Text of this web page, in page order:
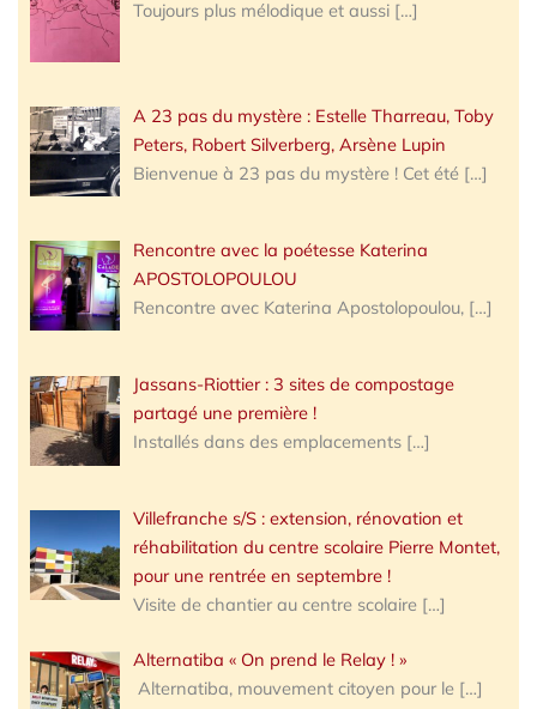
Toujours plus mélodique et aussi […]
A 23 pas du mystère : Estelle Tharreau, Toby
Peters, Robert Silverberg, Arsène Lupin
Bienvenue à 23 pas du mystère ! Cet été […]
Rencontre avec la poétesse Katerina
APOSTOLOPOULOU
Rencontre avec Katerina Apostolopoulou, […]
Jassans-Riottier : 3 sites de compostage
partagé une première !
Installés dans des emplacements […]
Villefranche s/S : extension, rénovation et
réhabilitation du centre scolaire Pierre Montet,
pour une rentrée en septembre !
Visite de chantier au centre scolaire […]
Alternatiba « On prend le Relay ! »
Alternatiba, mouvement citoyen pour le […]